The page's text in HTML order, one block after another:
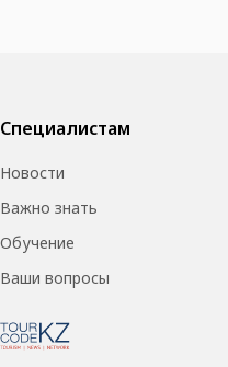
Специалистам
Новости
Важно знать
Обучение
Ваши вопросы